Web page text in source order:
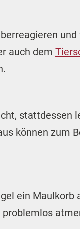
auch dem
stattdessen
können zum
ein